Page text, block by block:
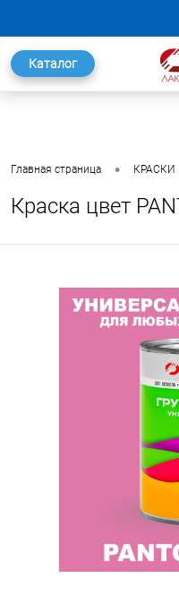
Каталог
Главная страница • КРАСКИ
Краска цвет